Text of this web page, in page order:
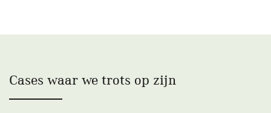
Cases waar we trots op zijn